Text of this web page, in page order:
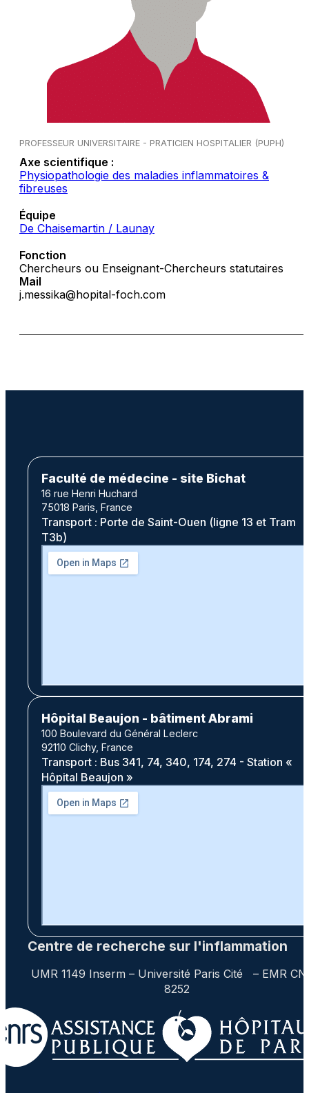
PROFESSEUR UNIVERSITAIRE - PRATICIEN HOSPITALIER (PUPH)
Axe scientifique :
Physiopathologie des maladies inflammatoires &
fibreuses
Équipe
De Chaisemartin / Launay
Fonction
Chercheurs ou Enseignant-Chercheurs statutaires
Mail
j.messika@hopital-foch.com
Faculté de médecine - site Bichat
16 rue Henri Huchard
75018 Paris, France
Transport : Porte de Saint-Ouen (ligne 13 et Tram
T3b)
Hôpital Beaujon - bâtiment Abrami
100 Boulevard du Général Leclerc
92110 Clichy, France
Transport : Bus 341, 74, 340, 174, 274 - Station «
Hôpital Beaujon »
Centre de recherche sur l'inflammation
UMR 1149 Inserm – Université Paris Cité – EMR
8252